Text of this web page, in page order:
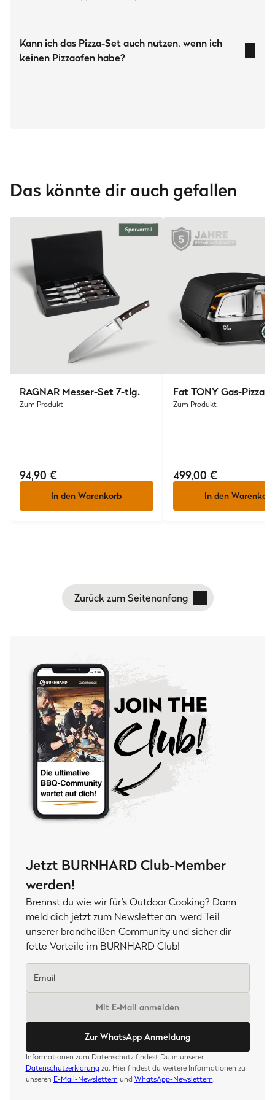
Herstellerinformation
Burnhard GmbH
Kann ich das Pizza-Set auch nutzen, wenn ich
keinen Pizzaofen habe?
Das könnte dir auch gefallen
RAGNAR Messer-Set 7-tlg.
Zum Produkt
94,90 €
In den Warenkorb
Fat TONYGas-
Zum Produkt
499,00 €
In den Warenkorb
Zurück zum Seitenanfang
Jetzt BURNHARD Club-Member
werden!
Brennst du wie wir für’s Outdoor Cooking? Dann
meld dich jetzt zum Newsletter an, werd Teil
unserer brandheißen Community und sicher dir
fette Vorteile im BURNHARD Club!
Mit E-Mail anmelden
Zur WhatsApp Anmeldung
Informationen zum Datenschutz findest Du in unserer
Datenschutzerklärung zu. Hier findest du weitere Informationen zu
unseren E-Mail-Newslettern und WhatsApp-Newslettern.